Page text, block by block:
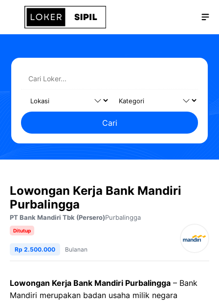
Langsung
Cari
Lowongan Kerja Bank Mandiri
Purbalingga
PT Bank Mandiri Tbk (Persero)Purbalingga
Ditutup
Rp 2.500.000 Bulanan
Lowongan Kerja Bank Mandiri Purbalingga – Bank
Mandiri merupakan badan usaha milik negara